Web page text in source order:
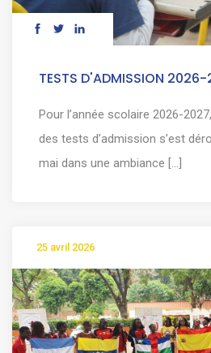
TESTS D'ADMISSION
Pour l’année scolaire 2026-
des tests d’admission s’est
mai dans une ambiance [...]
25 avril 2026